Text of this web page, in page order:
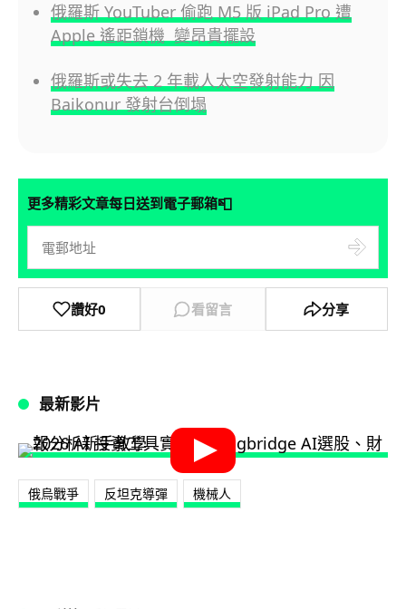
俄羅斯 YouTuber 偷跑 M5 版 iPad Pro 遭
Apple 遙距鎖機 變昂貴擺設
俄羅斯或失去 2 年載人太空發射能力 因
Baikonur 發射台倒塌
更多精彩文章每日送到電子郵箱📮
讚好0 看留言 分享
最新影片
俄烏戰爭 反坦克導彈 機械人